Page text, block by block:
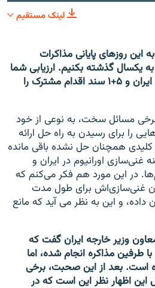
لینک مستقیم
این روزهای پایانی مذاکرات
یکسال گذشته بکنیم. ارزیابی شما
از این یک سال، از زمانی که ایران و ۵+۱ سند اقدام مشترک را
مسائل سخت، به نوعی از خود
را برای رسیدن به راه حل ارائه
کلیدی همچنان حل نشده باقی مانده
اورانیوم در ایران و
در این مورد هم فکر می‌کنم که
غنی‌سازی‌اش برای طول مدت
و این به نظر می آید که مانع
وزیر خارجه ایران گفت که
طرفین مذاکره انجام شده، اما
است. بعد از این صحبت، برخی
این اظهار نظر این است که در